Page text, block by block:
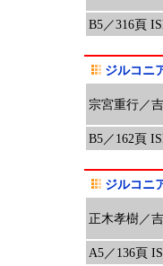
B5／316頁
ジルコニ
宗宮重行／
B5／162頁
ジルコニ
正木孝樹／
A5／136頁